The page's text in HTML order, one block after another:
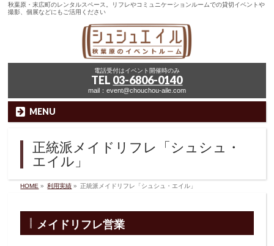
秋葉原・末広町のレンタルスペース。リフレやコミュニケーションルームでの貸切イベントや
撮影、個展などにもご活用ください
電話受付はイベント開催時のみ
TEL 03-6806-0140
mail：event@chouchou-aile.com
MENU
正統派メイドリフレ「シュシュ・
エイル」
HOME » 利用実績 » 正統派メイドリフレ「シュシュ・エイル」
メイドリフレ営業